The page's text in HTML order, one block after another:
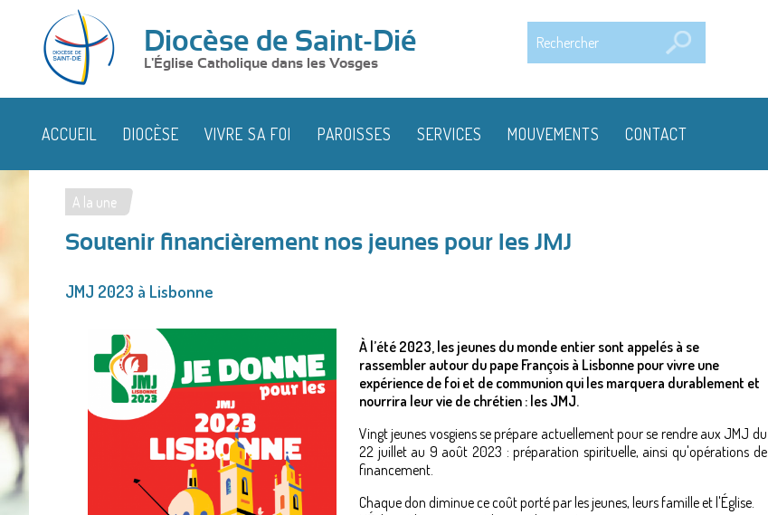
Diocèse de Saint-Dié
L'Église Catholique dans les Vosges
ACCUEIL DIOCÈSE VIVRE SA FOI PAROISSES SERVICES MOUVEMENTS CONTACT
Vous
êtes
ici
A la une
Soutenir financièrement nos jeunes pour les JMJ
JMJ 2023 à Lisbonne
À l’été 2023, les jeunes du monde entier sont appelés à se
rassembler autour du pape François à Lisbonne pour vivre une
expérience de foi et de communion qui les marquera durablement et
nourrira leur vie de chrétien : les JMJ.
Vingt jeunes vosgiens se prépare actuellement pour se rendre aux JMJ du
22 juillet au 9 août 2023 : préparation spirituelle, ainsi qu'opérations de
financement.
Chaque don diminue ce coût porté par les jeunes, leurs famille et l'Église.